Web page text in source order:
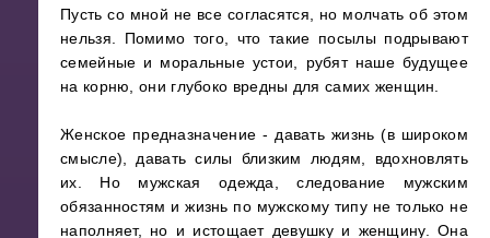
Пусть со мной не все согласятся, но молчать об этом
нельзя. Помимо того, что такие посылы подрывают
семейные и моральные устои, рубят наше будущее
на корню, они глубоко вредны для самих женщин.
Женское предназначение - давать жизнь (в широком
смысле), давать силы близким людям, вдохновлять
их. Но мужская одежда, следование мужским
обязанностям и жизнь по мужскому типу не только не
наполняет, но и истощает девушку и женщину. Она